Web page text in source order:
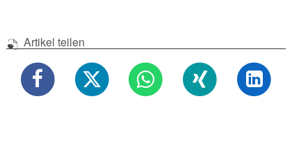
Artikel teilen